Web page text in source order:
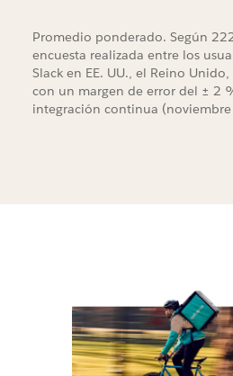
Promedio ponderado. Según
encuesta realizada entre los
Slack en EE. UU., el Reino
con un margen de error del ± 2
integración continua